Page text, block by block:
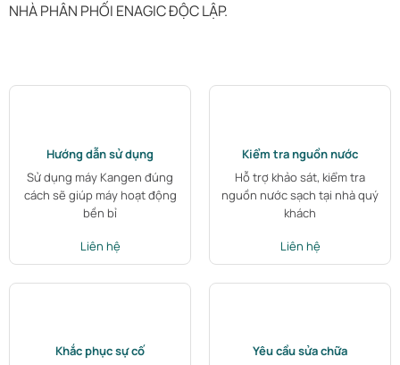
NHÀ PHÂN PHỐI ENAGIC ĐỘC LẬP.
Hướng dẫn sử dụng
Sử dụng máy Kangen đúng
cách sẽ giúp máy hoạt động
bền bỉ
Liên hệ
Kiểm tra nguồn nước
Hỗ trợ khảo sát, kiểm tra
nguồn nước sạch tại nhà quý
khách
Liên hệ
Khắc phục sự cố
Yêu cầu sửa chữa